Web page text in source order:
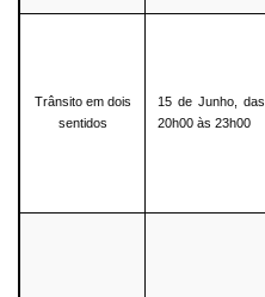
Trânsito em dois
sentidos
15 de Junho, das
20h00 às 23h00